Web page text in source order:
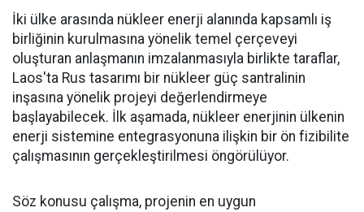
İki ülke arasında nükleer enerji alanında kapsamlı iş
birliğinin kurulmasına yönelik temel çerçeveyi
oluşturan anlaşmanın imzalanmasıyla birlikte taraflar,
Laos'ta Rus tasarımı bir nükleer güç santralinin
inşasına yönelik projeyi değerlendirmeye
başlayabilecek. İlk aşamada, nükleer enerjinin ülkenin
enerji sistemine entegrasyonuna ilişkin bir ön fizibilite
çalışmasının gerçekleştirilmesi öngörülüyor.
Söz konusu çalışma, projenin en uygun